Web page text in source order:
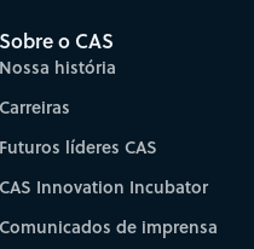
Sobre o CAS
Nossa história
Carreiras
Futuros líderes CAS
CAS Innovation Incubator
Comunicados de imprensa